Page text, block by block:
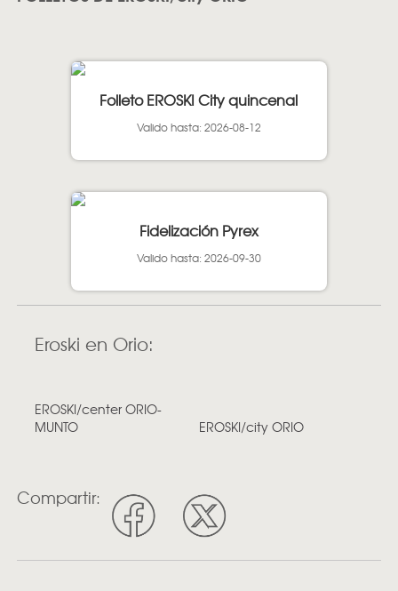
Folleto EROSKI City quincenal
Valido hasta: 2026-08-12
Fidelización Pyrex
Valido hasta: 2026-09-30
Eroski en Orio:
EROSKI/center ORIO-
MUNTO
EROSKI/city ORIO
Compartir: